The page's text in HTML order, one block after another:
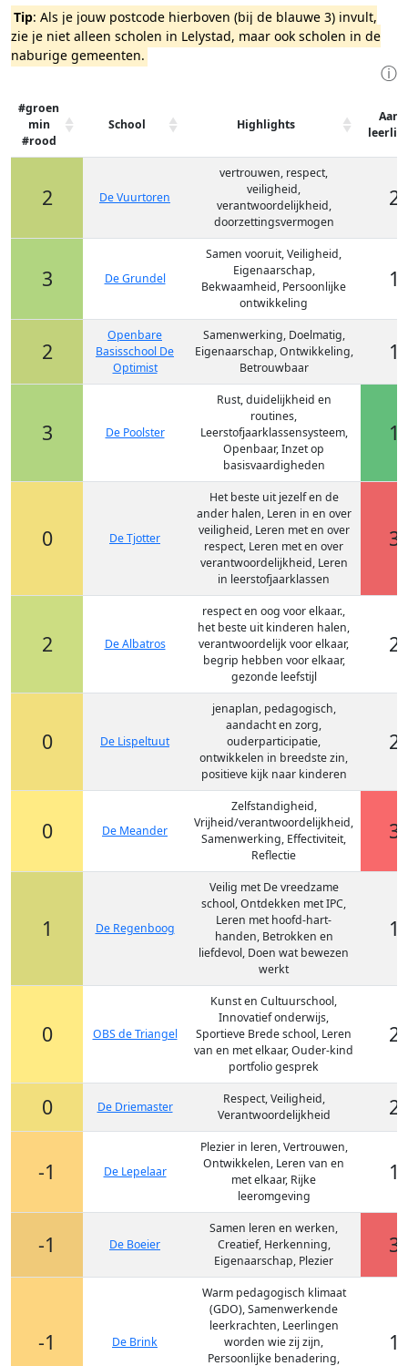
Tip: Als je jouw postcode hierboven (bij de blauwe 3) invult,
zie je niet alleen scholen in Lelystad, maar ook scholen in de
naburige gemeenten.
ⓘ
#groen
min
#rood
School Highlights
2 De Vuurtoren
vertrouwen, respect,
veiligheid,
verantwoordelijkheid,
doorzettingsvermogen
3 De Grundel
Samen vooruit, Veiligheid,
Eigenaarschap,
Bekwaamheid, Persoonlijke
ontwikkeling
2
Openbare
Basisschool De
Optimist
Samenwerking, Doelmatig,
Eigenaarschap, Ontwikkeling,
Betrouwbaar
3 De Poolster
Rust, duidelijkheid en
routines,
Leerstofjaarklassensysteem,
Openbaar, Inzet op
basisvaardigheden
0 De Tjotter
Het beste uit jezelf en de
ander halen, Leren in en over
veiligheid, Leren met en over
respect, Leren met en over
verantwoordelijkheid, Leren
in leerstofjaarklassen
2 De Albatros
respect en oog voor elkaar.,
het beste uit kinderen halen,
verantwoordelijk voor elkaar,
begrip hebben voor elkaar,
gezonde leefstijl
0 De Lispeltuut
jenaplan, pedagogisch,
aandacht en zorg,
ouderparticipatie,
ontwikkelen in breedste zin,
positieve kijk naar kinderen
0 De Meander
Zelfstandigheid,
Vrijheid/verantwoordelijkheid,
Samenwerking, Effectiviteit,
Reflectie
1 De Regenboog
Veilig met De vreedzame
school, Ontdekken met IPC,
Leren met hoofd-hart-
handen, Betrokken en
liefdevol, Doen wat bewezen
werkt
0 OBS de Triangel
Kunst en Cultuurschool,
Innovatief onderwijs,
Sportieve Brede school, Leren
van en met elkaar, Ouder-kind
portfolio gesprek
0 De Driemaster
Respect, Veiligheid,
Verantwoordelijkheid
-1 De Lepelaar
Plezier in leren, Vertrouwen,
Ontwikkelen, Leren van en
met elkaar, Rijke
leeromgeving
-1 De Boeier
Samen leren en werken,
Creatief, Herkenning,
Eigenaarschap, Plezier
-1 De Brink
Warm pedagogisch klimaat
(GDO), Samenwerkende
leerkrachten, Leerlingen
worden wie zij zijn,
Persoonlijke benadering,